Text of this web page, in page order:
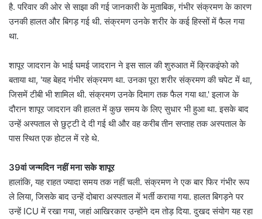
है. परिवार की ओर से साझा की गई जानकारी के मुताबिक, गंभीर संक्रमण के कारण
उनकी हालत और बिगड़ गई थी. संक्रमण उनके शरीर के कई हिस्सों में फैल गया
था.
शापूर जादरान के भाई घमई जादरान ने इस साल की शुरुआत में क्रिकइंफो को
बताया था, 'यह बेहद गंभीर संक्रमण था. उनका पूरा शरीर संक्रमण की चपेट में था,
जिसमें टीबी भी शामिल थी. संक्रमण उनके दिमाग तक फैल गया था.' इलाज के
दौरान शापूर जादरान की हालत में कुछ समय के लिए सुधार भी हुआ था. इसके बाद
उन्हें अस्पताल से छुट्टी दे दी गई थी और वह करीब तीन सप्ताह तक अस्पताल के
पास स्थित एक होटल में रहे थे.
39वां जन्मदिन नहीं मना सके शापूर
हालांकि, यह राहत ज्यादा समय तक नहीं चली. संक्रमण ने एक बार फिर गंभीर रूप
ले लिया, जिसके बाद उन्हें दोबारा अस्पताल में भर्ती कराया गया. हालत बिगड़ने पर
उन्हें ICU में रखा गया, जहां आखिरकार उन्होंने दम तोड़ दिया. दुखद संयोग यह रहा